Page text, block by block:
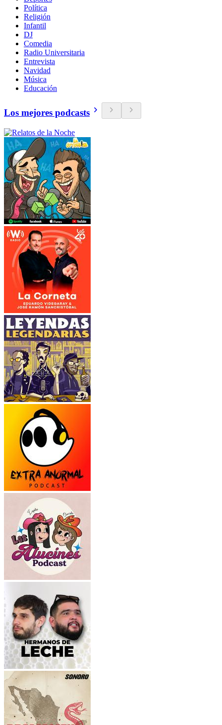
Política
Religión
Infantil
DJ
Comedia
Radio Universitaria
Entrevista
Navidad
Música
Educación
Los mejores podcasts